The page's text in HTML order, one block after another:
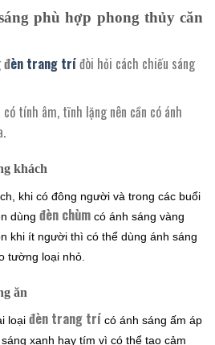
phù hợp phong thủy căn
đèn trang tríđòi hỏi cách chiếu sáng
có tính âm, tĩnh lặng nên cần có ánh
khách
khi có đông người và trong các buổi
dùng đèn chùm có ánh sáng vàng
khi ít người thì có thể dùng ánh sáng
tường loại nhỏ.
ăn
loại đèn trang trí có ánh sáng ấm áp
xanh hay tím vì có thể tạo cảm